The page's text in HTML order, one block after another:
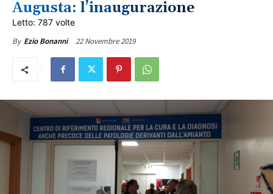
Augusta: l’inaugurazione
Letto: 787 volte
By Ezio Bonanni 22 Novembre 2019